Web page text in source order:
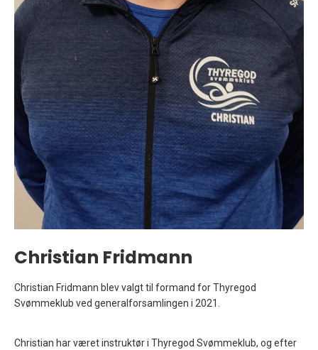
Christian Fridmann
Christian Fridmann blev valgt til formand for Thyregod
Svømmeklub ved generalforsamlingen i 2021.
Christian har været instruktør i Thyregod Svømmeklub, og efter